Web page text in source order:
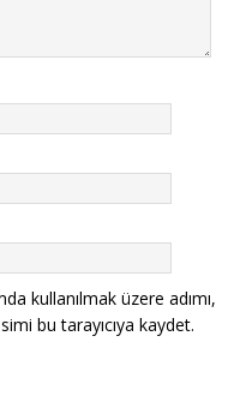
kullanılmak üzere adımı,
bu tarayıcıya kaydet.